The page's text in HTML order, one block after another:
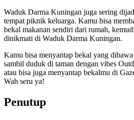
Waduk Darma Kuningan juga sering
tempat piknik keluarga. Kamu bisa
bekal makanan sendiri dari rumah,
dinikmati di Waduk Darma Kuningan.
Kamu bisa menyantap bekal yang dibawa
sambil duduk di taman dengan vibes
atau bisa juga menyantap bekalmu di
Wah seru ya!
Penutup